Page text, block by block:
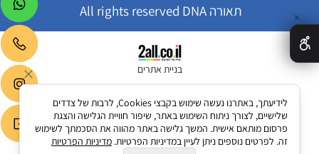
תאורה All rights reserved DNA
בניית אתרים
✕
לידיעתך, באתרנו נעשה שימוש בקבצי Cookies, לרבות של צדדים
שלישיים, לצורך ניתוח השימוש באתר, שיפור חוויית הגלישה והצגת
פרסום מותאם אישית. המשך גלישה באתר מהווה את הסכמתך לשימוש
זה. לפרטים נוספים ניתן לעיין במדיניות הפרטיות. מדיניות הפרטיות